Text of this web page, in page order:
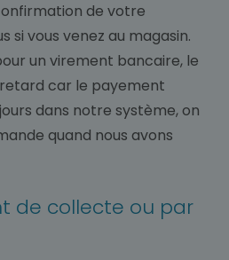
de votre
si vous venez au magasin.
un virement bancaire, le
car le payement
dans notre système, on
quand nous avons
de collecte ou par